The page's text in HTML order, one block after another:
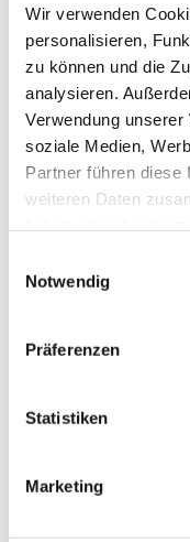
Wir verwenden
personalisieren,
zu können und die
analysieren.
Verwendung
soziale Medien,
Partner führen diese
weiteren Daten
Notwendig
Präferenzen
Statistiken
Marketing